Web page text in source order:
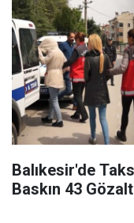
Balıkesir'de
Baskın 43